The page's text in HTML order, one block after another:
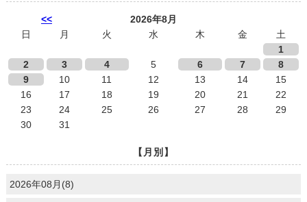
<<
2026年8月
日
月 火 水 木 金
土
1
2
3 4 5 6 7
8
9
10 11 12 13 14
15
16
17 18 19 20 21
22
23
24 25 26 27 28
29
30
31
【月別】
2026年08月(8)